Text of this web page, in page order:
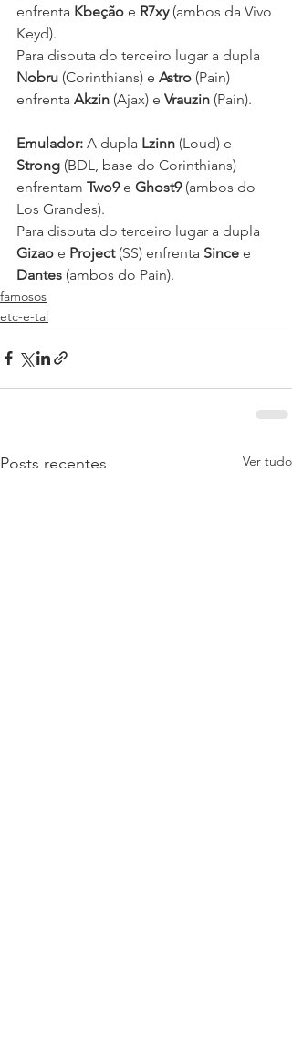
enfrenta Kbeção e R7xy (ambos da Vivo
Keyd).
Para disputa do terceiro lugar a dupla
Nobru (Corinthians) e Astro (Pain)
enfrenta Akzin (Ajax) e Vrauzin (Pain).
Emulador: A dupla Lzinn (Loud) e
Strong (BDL, base do Corinthians)
enfrentam Two9 e Ghost9 (ambos do
Los Grandes).
Para disputa do terceiro lugar a dupla
Gizao e Project (SS) enfrenta Since e
Dantes (ambos do Pain).
famosos
etc-e-tal
Posts recentes Ver tudo